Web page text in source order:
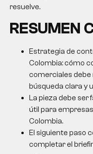
resuelve.
RESUMEN
Estrategia de
Colombia: cómo
comerciales debe
búsqueda clara y
La pieza debe ser
útil para
Colombia.
El siguiente paso
completar el